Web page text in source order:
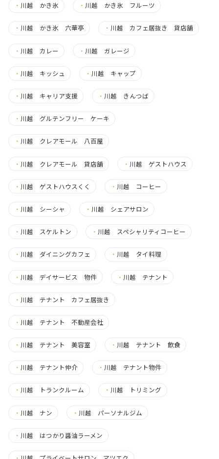
・ 川越 かき氷 ・ 川越 かき氷 フルーツ
・ 川越 かき氷 六華亭 ・ 川越 カフェ居抜き 貸店舗
・ 川越 カレー ・ 川越 ガレージ
・ 川越 キッシュ ・ 川越 キャップ
・ 川越 キャリア支援 ・ 川越 きんつば
・ 川越 グルテンフリー ケーキ
・ 川越 クレアモール 八百屋
・ 川越 クレアモール 貸店舗 ・ 川越 ゲストハウス
・ 川越 ゲストハウスくく ・ 川越 コーヒー
・ 川越 シーシャ ・ 川越 シェアサロン
・ 川越 スケルトン ・ 川越 スペシャリティコーヒー
・ 川越 ダイニングカフェ ・ 川越 タイ料理
・ 川越 デイサービス 物件 ・ 川越 テナント
・ 川越 テナント カフェ居抜き
・ 川越 テナント 不動産会社
・ 川越 テナント 美容室 ・ 川越 テナント 飲食
・ 川越 テナント仲介 ・ 川越 テナント物件
・ 川越 トランクルーム ・ 川越 トリミング
・ 川越 ナン ・ 川越 パーソナルジム
・ 川越 はつかり醤油ラーメン